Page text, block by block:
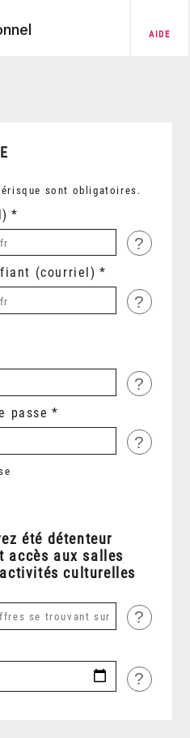
AIDE
sont obligatoires.
?
(courriel)
?
?
passe
?
été détenteur
accès aux salles
culturelles
?
?